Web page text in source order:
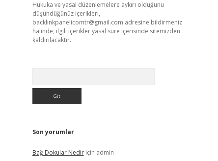
Hukuka ve yasal düzenlemelere aykırı olduğunu
düşündüğünüz içerikleri,
backlinkpanelicomtr@gmail.com adresine bildirmeniz
halinde, ilgili içerikler yasal süre içerisinde sitemizden
kaldırılacaktır.
Son yorumlar
Bağ Dokular Nediriçin admin